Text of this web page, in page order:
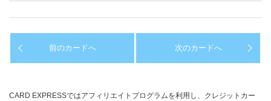
前のカードへ 次のカードへ
CARD EXPRESSではアフィリエイトプログラムを利用し、クレジットカー